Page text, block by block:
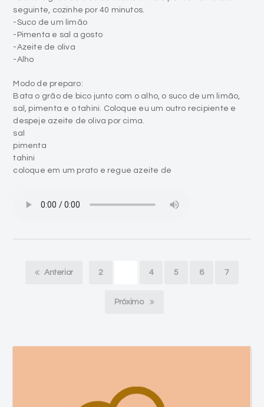
seguinte, cozinhe por 40 minutos.
-Suco de um limão
-Pimenta e sal a gosto
-Azeite de oliva
-Alho
Modo de preparo:
Bata o grão de bico junto com o alho, o suco de um limão,
sal, pimenta e o tahini. Coloque eu um outro recipiente e
despeje azeite de oliva por cima.
sal
pimenta
tahini
coloque em um prato e regue azeite de
Anterior 2 4 5 6 7
Próximo